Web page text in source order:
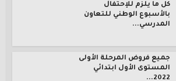
كل ما يلزم للإحتفال
بالأسبوع الوطني للتعاون
المدرسي...
جميع فروض المرحلة الأولى
المستوى الأول ابتدائي
2022...